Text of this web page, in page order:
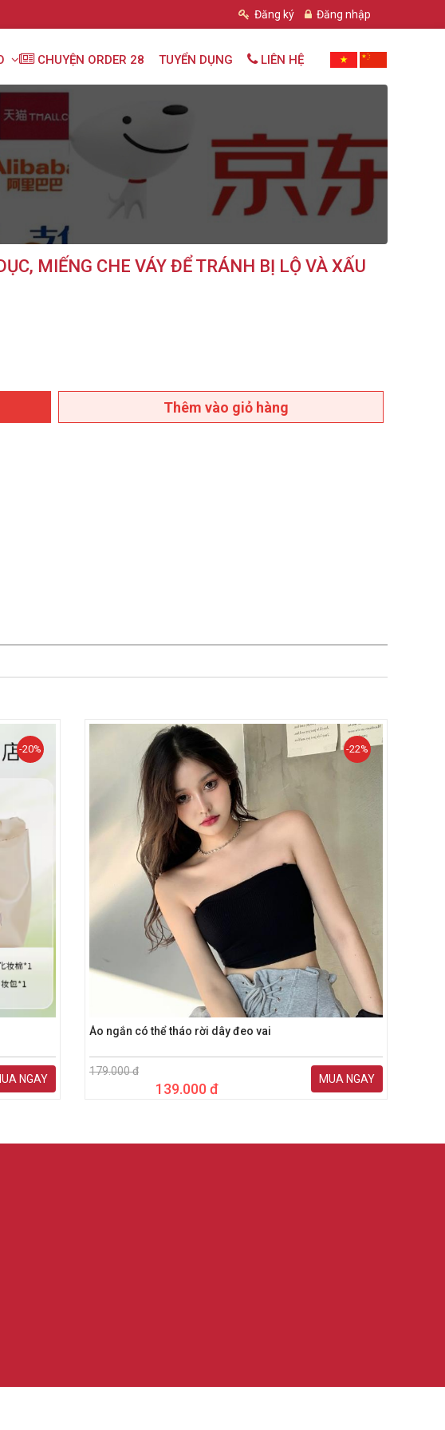
Đăng ký Đăng nhập
CHUYỆN ORDER 28 TUYỂN DỤNG LIÊN HỆ
MIẾNG CHE VÁY ĐỂ TRÁNH BỊ LỘ VÀ XẤU
Thêm vào giỏ hàng
-20%
NGAY
-22%
Áo ngắn có thể tháo rời dây đeo vai
179.000 đ
139.000 đ
MUA NGAY